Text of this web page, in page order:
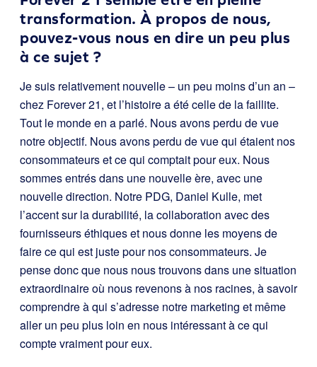
transformation. À propos de nous,
pouvez-vous nous en dire un peu plus
à ce sujet ?
Je suis relativement nouvelle – un peu moins d’un an –
chez Forever 21, et l’histoire a été celle de la faillite.
Tout le monde en a parlé. Nous avons perdu de vue
notre objectif. Nous avons perdu de vue qui étaient nos
consommateurs et ce qui comptait pour eux. Nous
sommes entrés dans une nouvelle ère, avec une
nouvelle direction. Notre PDG, Daniel Kulle, met
l’accent sur la durabilité, la collaboration avec des
fournisseurs éthiques et nous donne les moyens de
faire ce qui est juste pour nos consommateurs. Je
pense donc que nous nous trouvons dans une situation
extraordinaire où nous revenons à nos racines, à savoir
comprendre à qui s’adresse notre marketing et même
aller un peu plus loin en nous intéressant à ce qui
compte vraiment pour eux.